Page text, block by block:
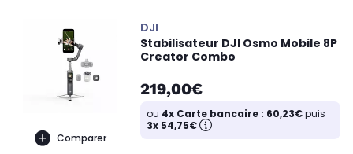
Comparer
DJI
Stabilisateur DJI Osmo Mobile 8P
Creator Combo
219,00€
ou 4x Carte bancaire : 60,23€puis
3x 54,75€